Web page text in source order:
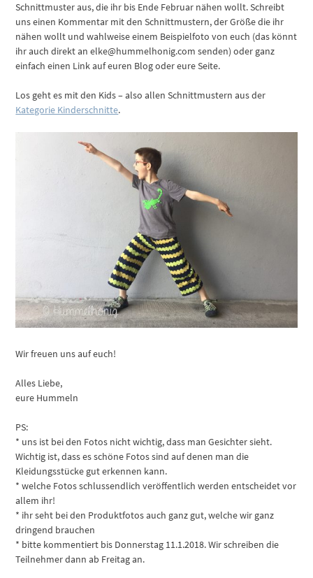
Schnittmuster aus, die ihr bis Ende Februar nähen wollt. Schreibt
uns einen Kommentar mit den Schnittmustern, der Größe die ihr
nähen wollt und wahlweise einem Beispielfoto von euch (das könnt
ihr auch direkt an elke@hummelhonig.com senden) oder ganz
einfach einen Link auf euren Blog oder eure Seite.
Los geht es mit den Kids – also allen Schnittmustern aus der
Kategorie Kinderschnitte.
Wir freuen uns auf euch!
Alles Liebe,
eure Hummeln
PS:
* uns ist bei den Fotos nicht wichtig, dass man Gesichter sieht.
Wichtig ist, dass es schöne Fotos sind auf denen man die
Kleidungsstücke gut erkennen kann.
* welche Fotos schlussendlich veröffentlich werden entscheidet vor
allem ihr!
* ihr seht bei den Produktfotos auch ganz gut, welche wir ganz
dringend brauchen
* bitte kommentiert bis Donnerstag 11.1.2018. Wir schreiben die
Teilnehmer dann ab Freitag an.